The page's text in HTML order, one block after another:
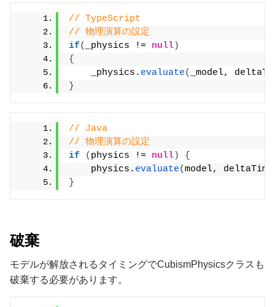
// TypeScript
// 物理演算の設定
if( _physics != null)
{
    _physics.
evaluate(
_model,
}
// Java
// 物理演算の設定
if
( physics != null)
{
    physics.
evaluate(model,
}
破棄
モデルが解放されるタイミングでCubismPhysicsクラスも
破棄する必要があります。